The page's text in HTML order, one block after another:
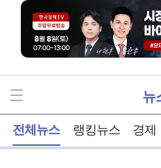
뉴
전체뉴스 랭킹뉴스 경제